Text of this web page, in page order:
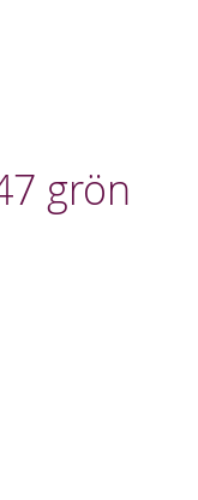
grön